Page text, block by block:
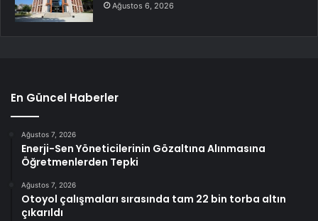
Ağustos 6, 2026
En Güncel Haberler
Ağustos 7, 2026
Enerji-Sen Yöneticilerinin Gözaltına Alınmasına
Öğretmenlerden Tepki
Ağustos 7, 2026
Otoyol çalışmaları sırasında tam 22 bin torba altın
çıkarıldı